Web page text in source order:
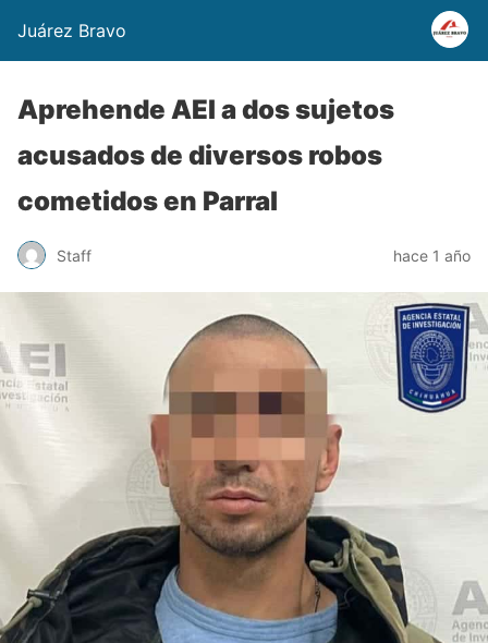
Juárez Bravo
Aprehende AEI a dos sujetos
acusados de diversos robos
cometidos en Parral
Staff hace 1 año